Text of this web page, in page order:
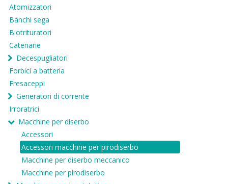
Atomizzatori
Banchi sega
Biotrituratori
Catenarie
Decespugliatori
Forbici a batteria
Fresaceppi
Generatori di corrente
Irroratrici
Macchine per diserbo
Accessori
Accessori macchine per pirodiserbo
Macchine per diserbo meccanico
Macchine per pirodiserbo